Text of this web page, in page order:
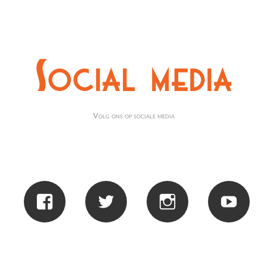
Social media
Volg ons op sociale media